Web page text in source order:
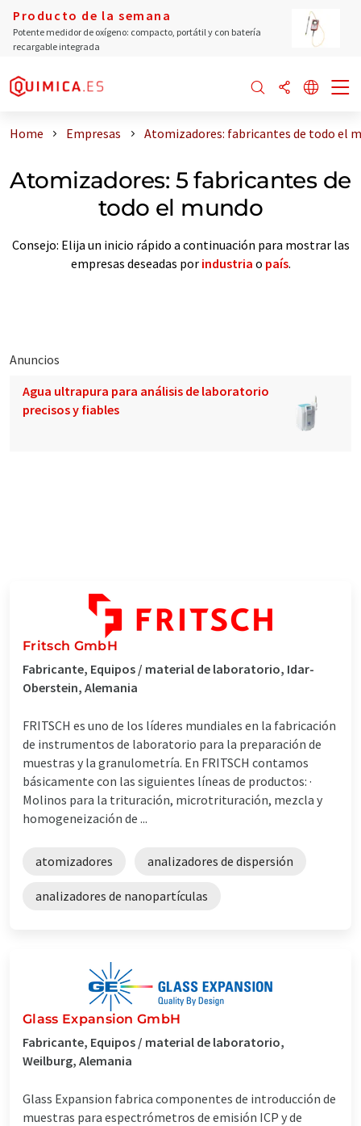
Producto de la semana
Potente medidor de oxígeno: compacto, portátil y con batería
recargable integrada
Home Empresas Atomizadores: fabricantes de todo el
Atomizadores: 5 fabricantes de
todo el mundo
Consejo: Elija un inicio rápido a continuación para mostrar las
empresas deseadas por industria o país.
Anuncios
Agua ultrapura para análisis de laboratorio
precisos y fiables
Fritsch GmbH
Fabricante, Equipos / material de laboratorio, Idar-
Oberstein, Alemania
FRITSCH es uno de los líderes mundiales en la fabricación
de instrumentos de laboratorio para la preparación de
muestras y la granulometría. En FRITSCH contamos
básicamente con las siguientes líneas de productos: ·
Molinos para la trituración, microtrituración, mezcla y
homogeneización de ...
atomizadores analizadores de dispersión
analizadores de nanopartículas
Glass Expansion GmbH
Fabricante, Equipos / material de laboratorio,
Weilburg, Alemania
Glass Expansion fabrica componentes de introducción de
muestras para espectrómetros de emisión ICP y de